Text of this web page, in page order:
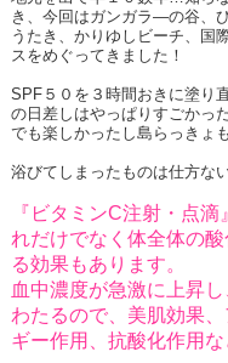
き、今回はガンガラ―の谷、
うたき、かりゆしビーチ、国
スをめぐってきました！
SPF５０を３時間おきに塗り
の日差しはやっぱりすごかった
でも楽しかったし島らっきょ
浴びてしまったものは仕方な
『ビタミンC注射・点
れだけでなく体全体の
る効果もあります。
血中濃度が急激に上昇
わたるので、美肌効果
ギー作用、抗酸化作用